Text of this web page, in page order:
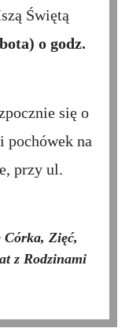
Świętą
o godz.
się o
pochówek na
przy ul.
Córka, Zięć,
z Rodzinami